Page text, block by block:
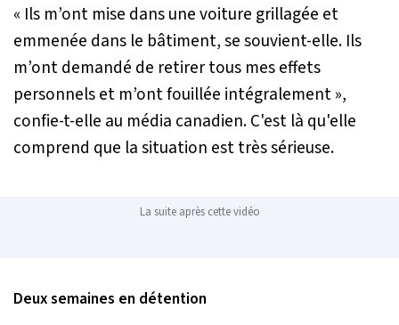
« Ils m’ont mise dans une voiture grillagée et
emmenée dans le bâtiment, se souvient-elle. Ils
m’ont demandé de retirer tous mes effets
personnels et m’ont fouillée intégralement »,
confie-t-elle au média canadien. C'est là qu'elle
comprend que la situation est très sérieuse.
La suite après cette vidéo
Deux semaines en détention